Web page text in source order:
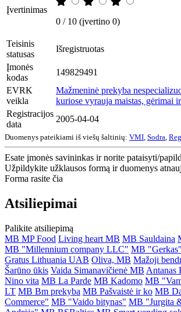
Įvertinimas
0 / 10 (įvertino 0)
Teisinis
statusas
Išregistruotas
Įmonės
kodas
149829491
EVRK
veikla
Mažmeninė prekyba
kuriose vyrauja maistas, gėrimai
Registracijos
data
2005-04-04
Duomenys pateikiami iš viešų šaltinių: VMI Sodra
Esate įmonės savininkas ir norite pataisyti/
Užpildykite užklausos formą ir duomenys
Forma rasite čia
Atsiliepimai
Palikite atsiliepimą
MB MP Food Living heart MB MB Sauldaina
MB "Millennium company LLC" MB "Gerkas"
Gratus Lithuania UAB Oliva, MB Mažoji
Šarūno ūkis Vaida Simanavičienė MB Antanas
Nino vita MB La Parde MB Kadomo MB
LT MB Bm prekyba MB Pašvaistė ir ko MB
Commerce" MB "Vaido bitynas" MB "Jurgita